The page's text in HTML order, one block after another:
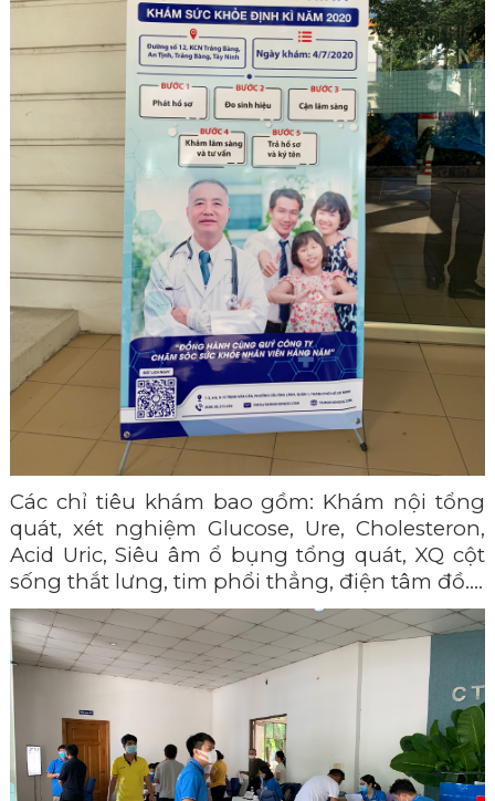
Các chỉ tiêu khám bao gồm: Khám nội tổng
quát, xét nghiệm Glucose, Ure, Cholesteron,
Acid Uric, Siêu âm ổ bụng tổng quát, XQ cột
sống thắt lưng, tim phổi thẳng, điện tâm đồ….